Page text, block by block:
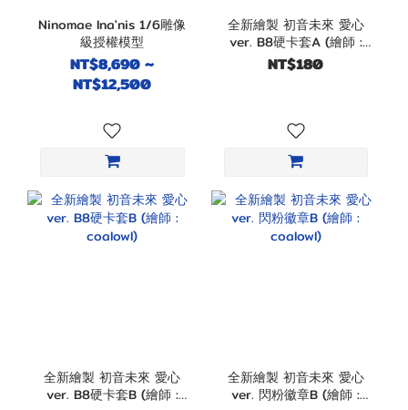
Ninomae Ina'nis 1/6雕像
級授權模型
NT$8,690 ~
NT$12,500
全新繪製 初音未來 愛心
ver. B8硬卡套A (繪師 :
coalowl)
NT$180
全新繪製 初音未來 愛心
ver. B8硬卡套B (繪師 :
全新繪製 初音未來 愛心
ver. 閃粉徽章B (繪師 :